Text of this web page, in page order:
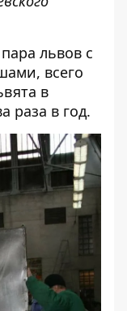
львов с
всего
в
раза в год.